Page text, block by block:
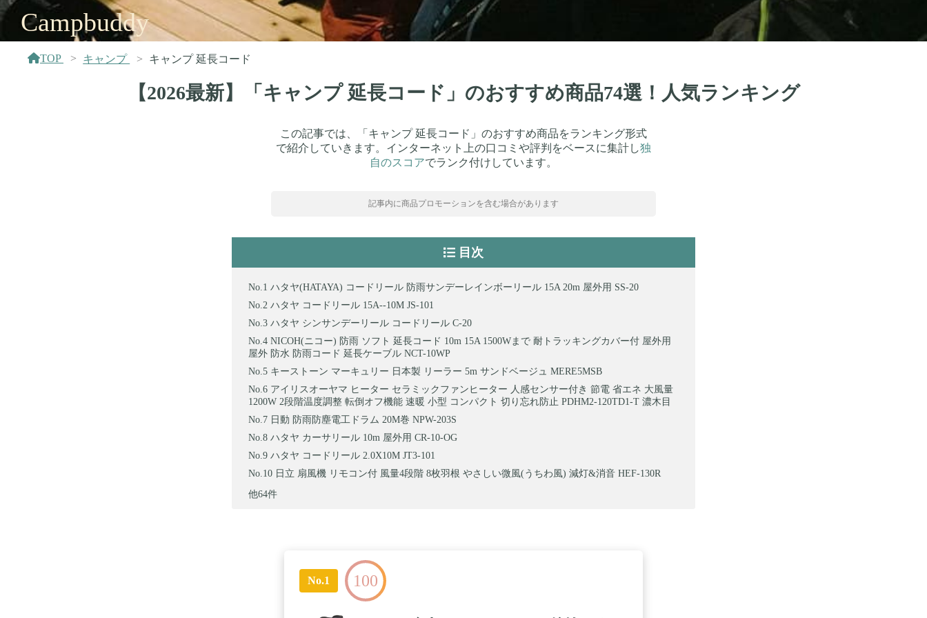
Campbuddy
TOP キャンプ キャンプ 延長コード
【2026最新】「キャンプ 延長コード」のおすすめ商品74選！人気ランキング
この記事では、「キャンプ 延長コード」のおすすめ商品をランキング形式
で紹介していきます。インターネット上の口コミや評判をベースに集計し独
自のスコアでランク付けしています。
記事内に商品プロモーションを含む場合があります
目次
ハタヤ(HATAYA) コードリール 防雨サンデーレインボーリール 15A 20m 屋外用 SS-20
ハタヤ コードリール 15A--10M JS-101
ハタヤ シンサンデーリール コードリール C-20
NICOH(ニコー) 防雨 ソフト 延長コード 10m 15A 1500Wまで 耐トラッキングカバー付 屋外用
屋外 防水 防雨コード 延長ケーブル NCT-10WP
キーストーン マーキュリー 日本製 リーラー 5m サンドベージュ MERE5MSB
アイリスオーヤマ ヒーター セラミックファンヒーター 人感センサー付き 節電 省エネ 大風量
1200W 2段階温度調整 転倒オフ機能 速暖 小型 コンパクト 切り忘れ防止 PDHM2-120TD1-T 濃木目
日動 防雨防塵電工ドラム 20M巻 NPW-203S
ハタヤ カーサリール 10m 屋外用 CR-10-OG
ハタヤ コードリール 2.0X10M JT3-101
日立 扇風機 リモコン付 風量4段階 8枚羽根 やさしい微風(うちわ風) 減灯&消音 HEF-130R
他64件
No.1 100